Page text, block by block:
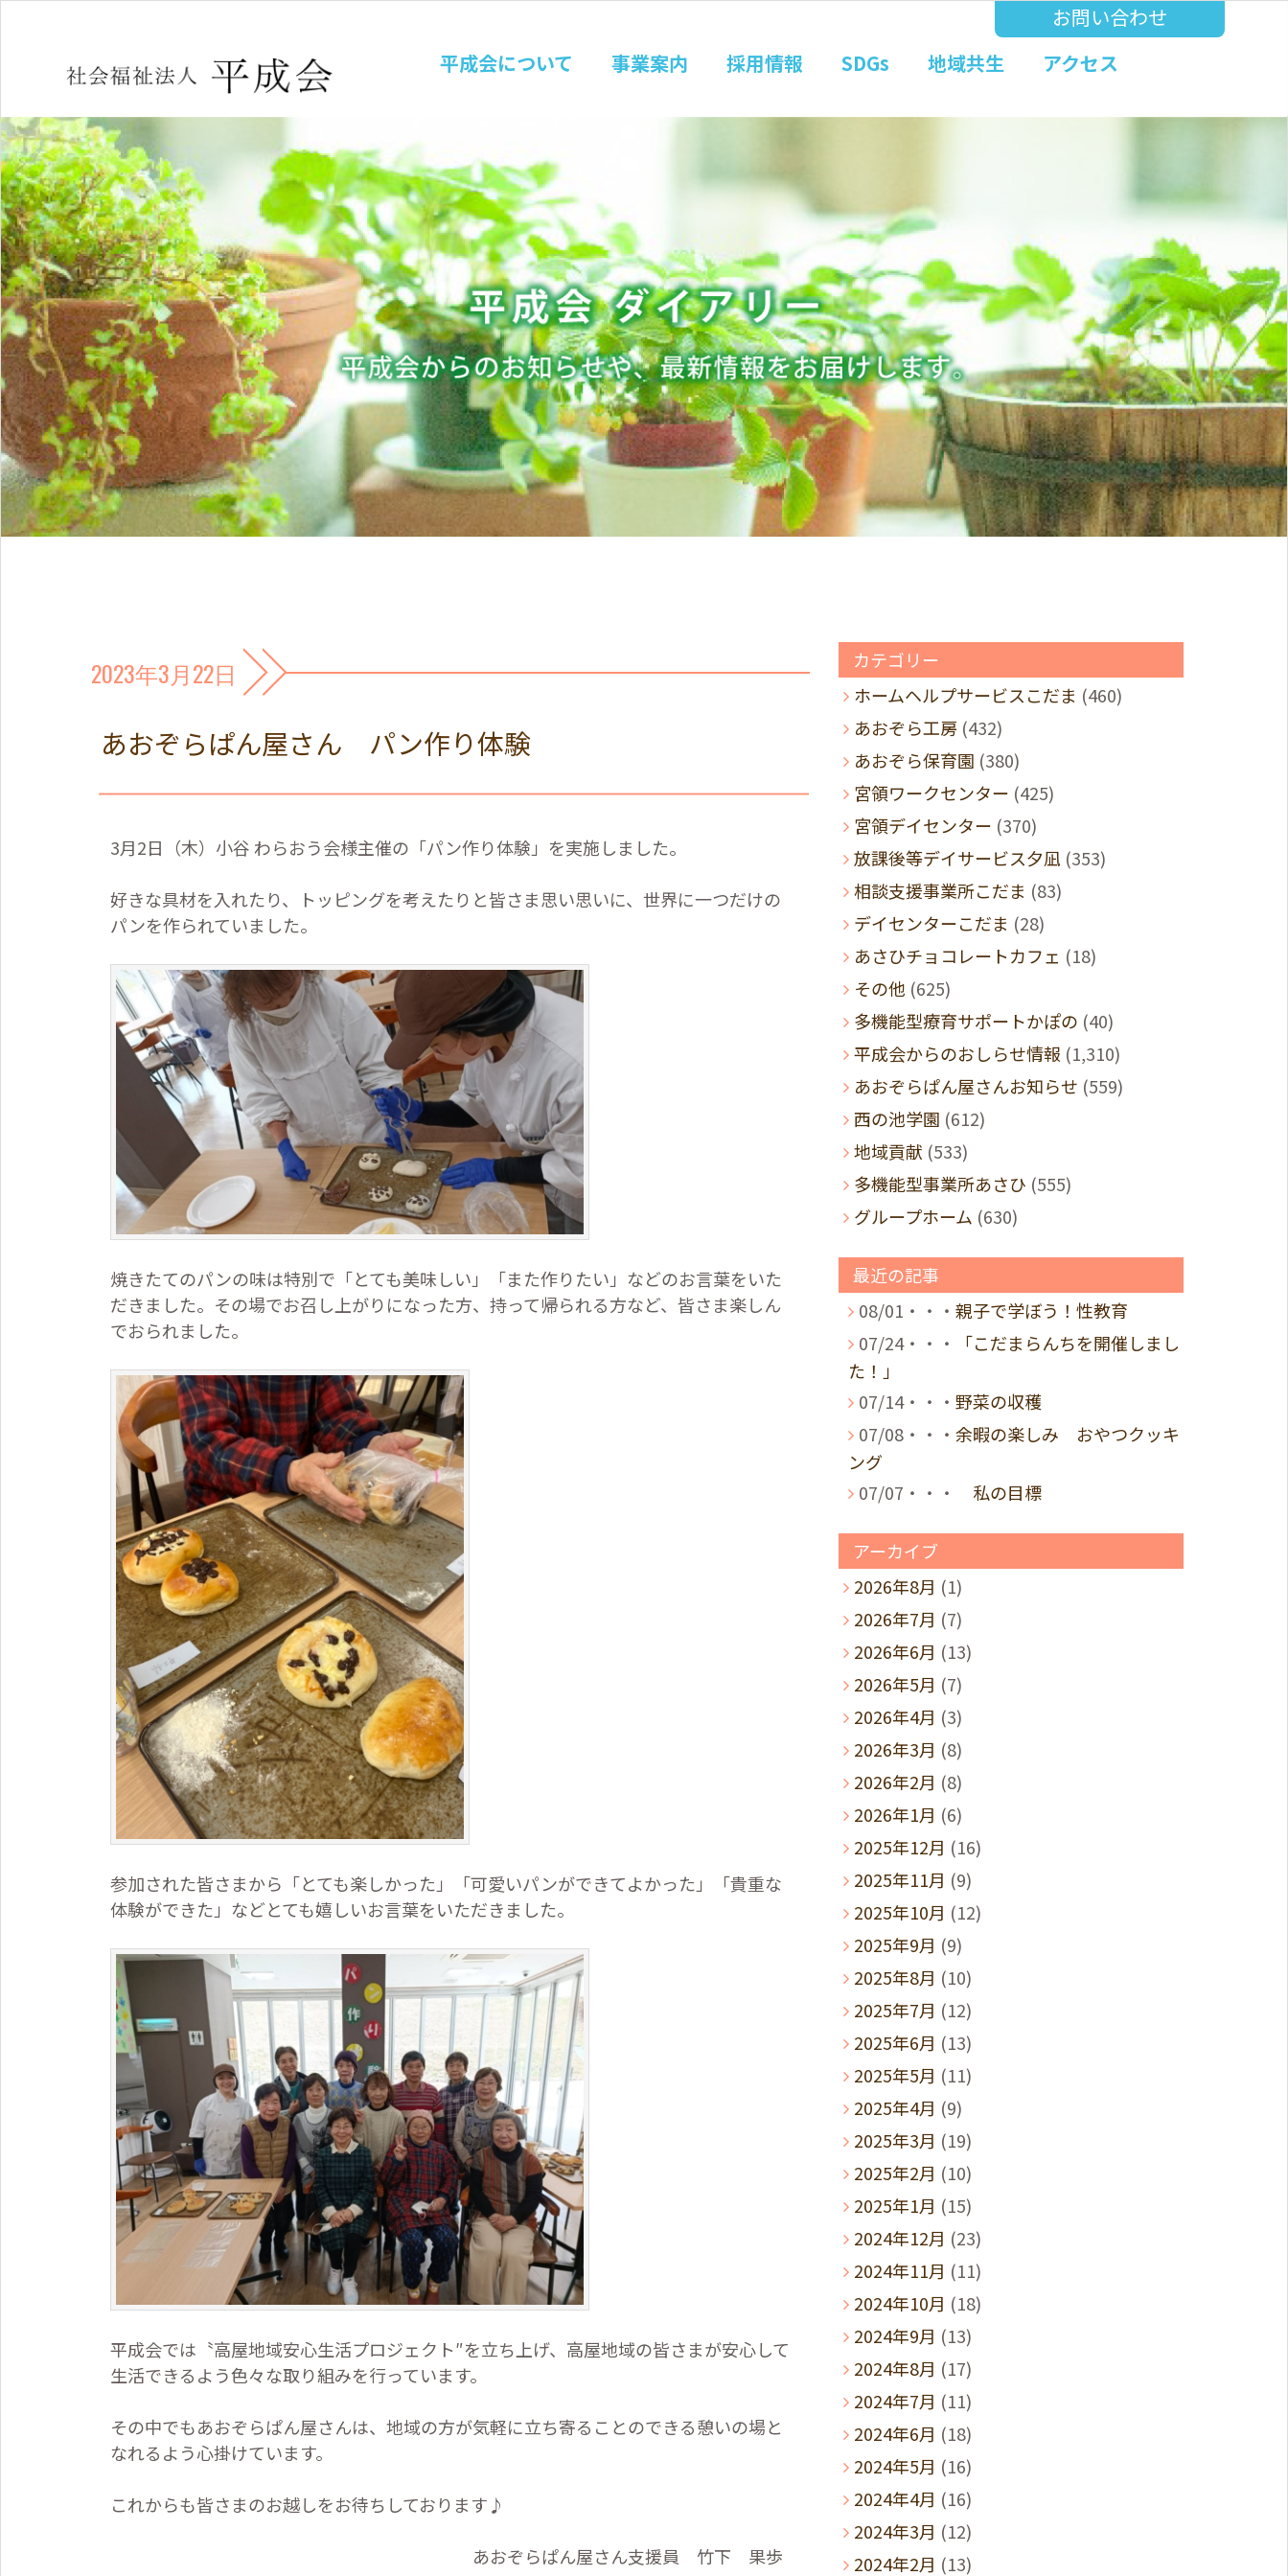
お問い合わせ
平成会について
事業案内 採用情報 SDGs 地域共生 アクセス
2023年3月22日
あおぞらぱん屋さん パン作り体験
3月2日（木）小谷 わらおう会様主催の「パン作り体験」を実施しました。
好きな具材を入れたり、トッピングを考えたりと皆さま思い思いに、世界に一つだけの
パンを作られていました。
焼きたてのパンの味は特別で「とても美味しい」「また作りたい」などのお言葉をいた
だきました。その場でお召し上がりになった方、持って帰られる方など、皆さま楽しん
でおられました。
参加された皆さまから「とても楽しかった」「可愛いパンができてよかった」「貴重な
体験ができた」などとても嬉しいお言葉をいただきました。
平成会では〝高屋地域安心生活プロジェクト″を立ち上げ、高屋地域の皆さまが安心して
生活できるよう色々な取り組みを行っています。
その中でもあおぞらぱん屋さんは、地域の方が気軽に立ち寄ることのできる憩いの場と
なれるよう心掛けています。
これからも皆さまのお越しをお待ちしております♪
あおぞらぱん屋さん支援員 竹下 果歩
カテゴリー
ホームヘルプサービスこだま (460)
あおぞら工房 (432)
あおぞら保育園 (380)
宮領ワークセンター (425)
宮領デイセンター (370)
放課後等デイサービス夕凪 (353)
相談支援事業所こだま (83)
デイセンターこだま (28)
あさひチョコレートカフェ (18)
その他 (625)
多機能型療育サポートかぽの (40)
平成会からのおしらせ情報 (1,310)
あおぞらぱん屋さんお知らせ (559)
西の池学園 (612)
地域貢献 (533)
多機能型事業所あさひ (555)
グループホーム (630)
最近の記事
08/01・・・ 親子で学ぼう！性教育
07/24・・・
「こだまらんちを開催しまし
た！」
07/14・・・ 野菜の収穫
07/08・・・ 余暇の楽しみ おやつクッキ
ング
07/07・・・
私の目標
アーカイブ
2026年8月 (1)
2026年7月 (7)
2026年6月 (13)
2026年5月 (7)
2026年4月 (3)
2026年3月 (8)
2026年2月 (8)
2026年1月 (6)
2025年12月 (16)
2025年11月 (9)
2025年10月 (12)
2025年9月 (9)
2025年8月 (10)
2025年7月 (12)
2025年6月 (13)
2025年5月 (11)
2025年4月 (9)
2025年3月 (19)
2025年2月 (10)
2025年1月 (15)
2024年12月 (23)
2024年11月 (11)
2024年10月 (18)
2024年9月 (13)
2024年8月 (17)
2024年7月 (11)
2024年6月 (18)
2024年5月 (16)
2024年4月 (16)
2024年3月 (12)
2024年2月 (13)